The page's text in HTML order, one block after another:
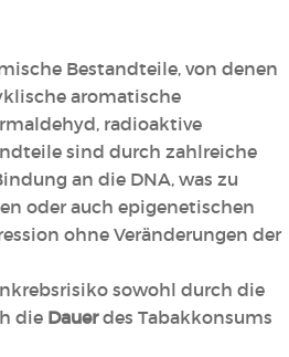
Bestandteile, von denen
aromatische
radioaktive
sind durch zahlreiche
an die DNA, was zu
oder auch epigenetischen
ohne Veränderungen der
sowohl durch die
die Dauerdes Tabakkonsums